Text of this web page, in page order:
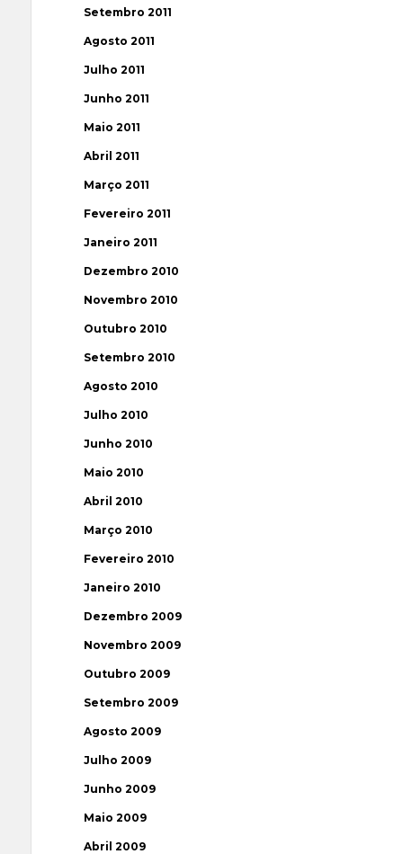
Setembro 2011
Agosto 2011
Julho 2011
Junho 2011
Maio 2011
Abril 2011
Março 2011
Fevereiro 2011
Janeiro 2011
Dezembro 2010
Novembro 2010
Outubro 2010
Setembro 2010
Agosto 2010
Julho 2010
Junho 2010
Maio 2010
Abril 2010
Março 2010
Fevereiro 2010
Janeiro 2010
Dezembro 2009
Novembro 2009
Outubro 2009
Setembro 2009
Agosto 2009
Julho 2009
Junho 2009
Maio 2009
Abril 2009